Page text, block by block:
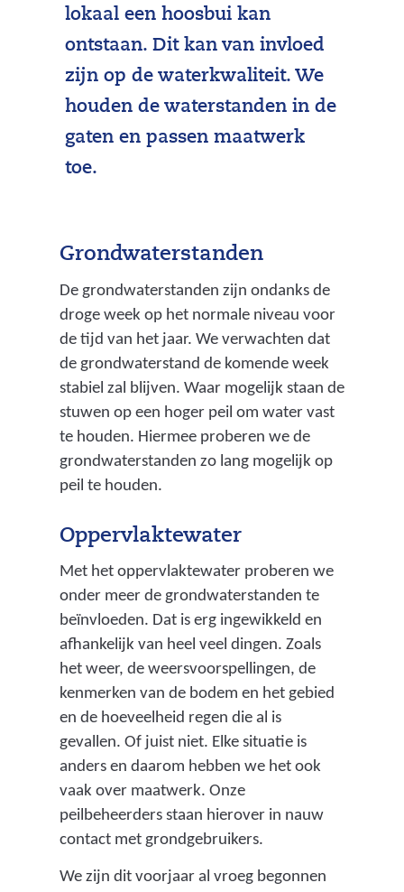
lokaal een hoosbui kan
ontstaan. Dit kan van invloed
zijn op de waterkwaliteit. We
houden de waterstanden in de
gaten en passen maatwerk
toe.
Grondwaterstanden
De grondwaterstanden zijn ondanks de
droge week op het normale niveau voor
de tijd van het jaar. We verwachten dat
de grondwaterstand de komende week
stabiel zal blijven. Waar mogelijk staan de
stuwen op een hoger peil om water vast
te houden. Hiermee proberen we de
grondwaterstanden zo lang mogelijk op
peil te houden.
Oppervlaktewater
Met het oppervlaktewater proberen we
onder meer de grondwaterstanden te
beïnvloeden. Dat is erg ingewikkeld en
afhankelijk van heel veel dingen. Zoals
het weer, de weersvoorspellingen, de
kenmerken van de bodem en het gebied
en de hoeveelheid regen die al is
gevallen. Of juist niet. Elke situatie is
anders en daarom hebben we het ook
vaak over maatwerk. Onze
peilbeheerders staan hierover in nauw
contact met grondgebruikers.
We zijn dit voorjaar al vroeg begonnen